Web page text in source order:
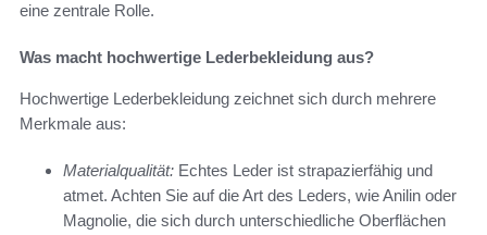
eine zentrale Rolle.
Was macht hochwertige Lederbekleidung aus?
Hochwertige Lederbekleidung zeichnet sich durch mehrere
Merkmale aus:
Materialqualität: Echtes Leder ist strapazierfähig und
atmet. Achten Sie auf die Art des Leders, wie Anilin oder
Magnolie, die sich durch unterschiedliche Oberflächen